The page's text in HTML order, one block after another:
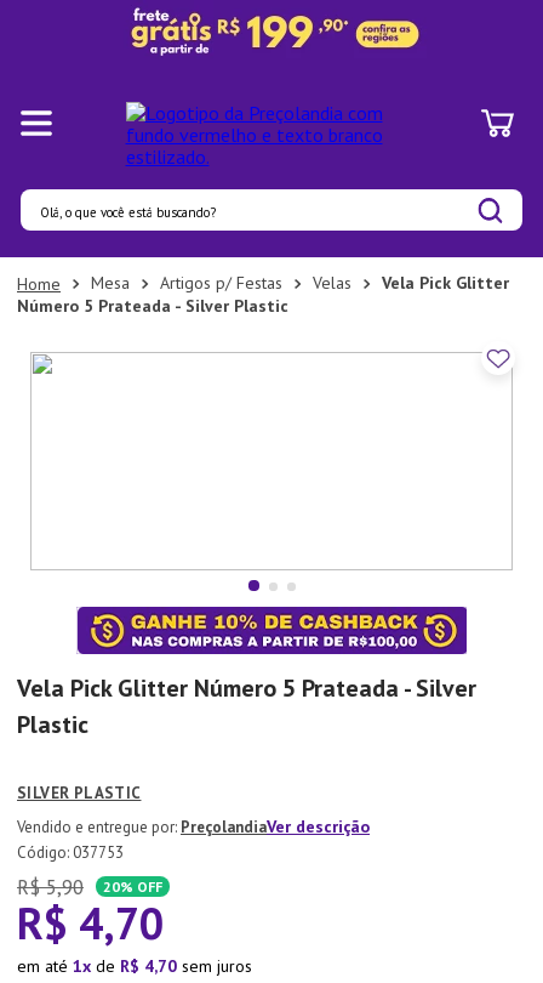
Olá, o que você está buscando?
Mesa Artigos p/ Festas Velas
Vela Pick Glitter
Número 5 Prateada - Silver Plastic
Vela Pick Glitter Número 5 Prateada - Silver
Plastic
SILVER PLASTIC
PreçolandiaVer descrição
: 037753
R$ 5,90 20% OFF
R$ 4,70
em até 1 de R$ 4,70 sem juros
Termos mais buscados
1º
Panelas
2º
Pratos
7º
Aparelho Jantar
Xicara
Lixeira
10º Organizador